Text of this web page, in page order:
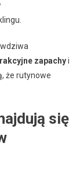
zapachyi
że rutynowe
się